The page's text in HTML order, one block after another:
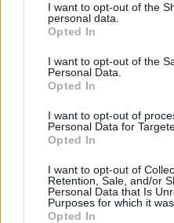
I want to opt-out of the
personal data.
Opted In
I want to opt-out of the
Personal Data.
Opted In
I want to opt-out of
Personal Data for
Opted In
I want to opt-out of
Retention, Sale, and/or
Personal Data that Is
Purposes for which it
Opted In
"Konstytucja" dla
przyjęła
ochronie psów i
Bruksela wzmacnia
Europejski przyjął
i niecnymi praktykami
standardy mają
Unii Europejskiej. Co